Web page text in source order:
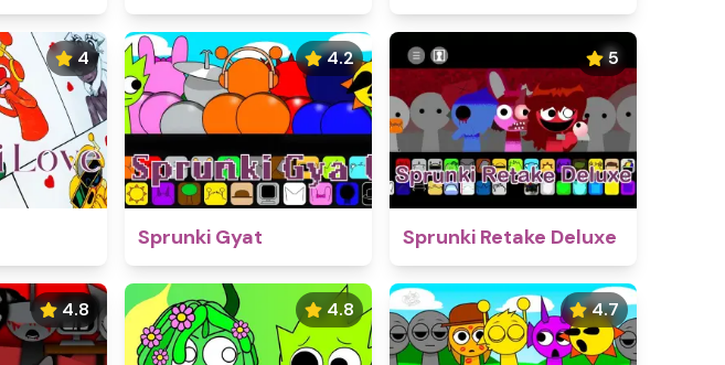
4 4.2
Sprunki Gyat
5
Sprunki Retake Deluxe
4.8 4.8 4.7